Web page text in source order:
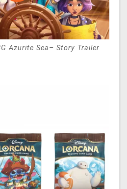
Azurite Sea– Story Trailer